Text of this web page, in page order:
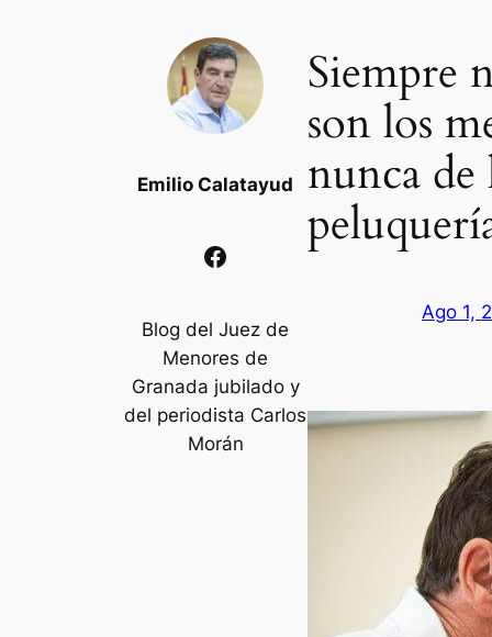
Emilio Calatayud
Facebook
Blog del Juez de
Menores de
Granada jubilado y
del periodista Carlos
Morán
Siempre
son los
nunca de
Ago 1,